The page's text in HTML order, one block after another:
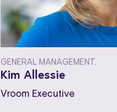
GENERAL MANAGEMENT.
Kim Allessie
Vroom Executive